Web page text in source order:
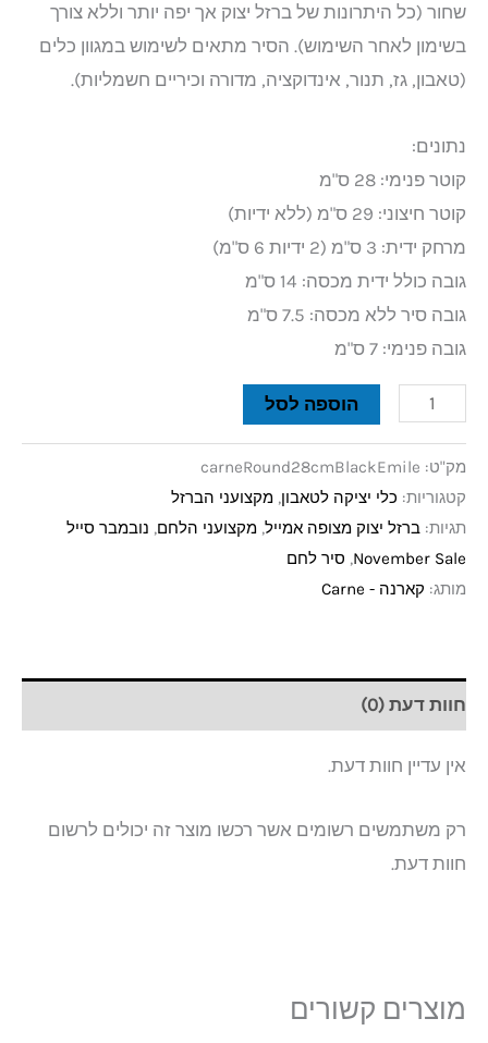
שחור (כל היתרונות של ברזל יצוק אך יפה יותר וללא צורך
בשימון לאחר השימוש). הסיר מתאים לשימוש במגוון כלים
(טאבון, גז, תנור, אינדוקציה, מדורה וכיריים חשמליות).
נתונים:
קוטר פנימי: 28 ס"מ
קוטר חיצוני: 29 ס"מ (ללא ידיות)
מרחק ידית: 3 ס"מ (2 ידיות 6 ס"מ)
גובה כולל ידית מכסה: 14 ס"מ
גובה סיר ללא מכסה: 7.5 ס"מ
גובה פנימי: 7 ס"מ
הוספה לסל
מק"ט: carneRound28cmBlackEmile
קטגוריות: כלי יציקה לטאבון, מקצועני הברזל
תגיות: ברזל יצוק מצופה אמייל, מקצועני הלחם, נובמבר סייל
November Sale
, סיר לחם
מותג: קארנה - Carne
חוות דעת (0)
אין עדיין חוות דעת.
רק משתמשים רשומים אשר רכשו מוצר זה יכולים לרשום
חוות דעת.
מוצרים קשורים